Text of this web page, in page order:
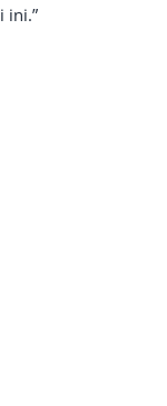
ini.”